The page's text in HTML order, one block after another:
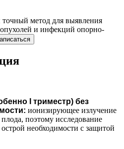
метод для выявления
и инфекций опорно-
I триместр) без
ионизирующее излучение
поэтому исследование
необходимости с защитой